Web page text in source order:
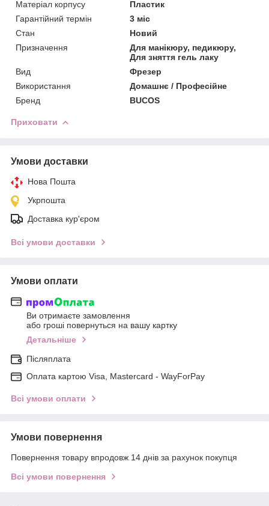
Матеріал корпусу
Пластик
Гарантійний термін
3 міс
Стан
Новий
Призначення
Для манікюру, педикюру,
Для зняття гель лаку
Вид
Фрезер
Використання
Домашнє / Професійне
Бренд
BUCOS
Приховати
Умови доставки
Нова Пошта
Укрпошта
Доставка кур'єром
Всі умови доставки
Умови оплати
Ви отримаєте замовлення
або гроші повернуться на вашу картку
Детальніше
Післяплата
Оплата картою Visa, Mastercard - WayForPay
Всі умови оплати
Умови повернення
Повернення товару впродовж 14 днів за рахунок покупця
Всі умови повернення